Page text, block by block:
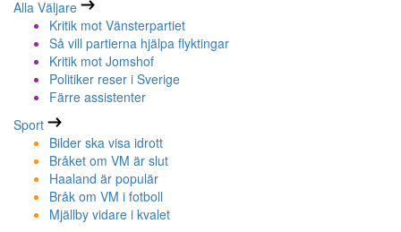
Alla Väljare
Kritik mot Vänsterpartiet
Så vill partierna hjälpa flyktingar
Kritik mot Jomshof
Politiker reser i Sverige
Färre assistenter
Sport
Bilder ska visa idrott
Bråket om VM är slut
Haaland är populär
Bråk om VM i fotboll
Mjällby vidare i kvalet